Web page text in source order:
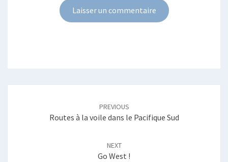
PREVIOUS
Routes à la voile dans le Pacifique Sud
NEXT
Go West !